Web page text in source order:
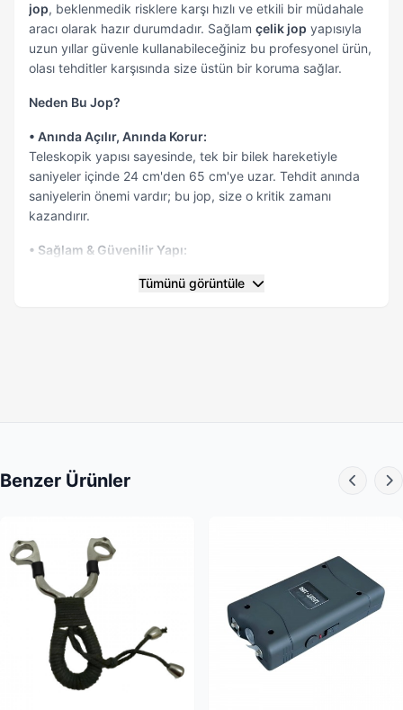
jop, beklenmedik risklere karşı hızlı ve etkili bir müdahale
aracı olarak hazır durumdadır. Sağlam çelik jop yapısıyla
uzun yıllar güvenle kullanabileceğiniz bu profesyonel ürün,
olası tehditler karşısında size üstün bir koruma sağlar.
Neden Bu Jop?
• Anında Açılır, Anında Korur:
Teleskopik yapısı sayesinde, tek bir bilek hareketiyle
saniyeler içinde 24 cm'den 65 cm'ye uzar. Tehdit anında
saniyelerin önemi vardır; bu jop, size o kritik zamanı
kazandırır.
• Sağlam & Güvenilir Yapı:
direnci ve uzun ömür sunar. Açıldığında tek parça haline
Kapalı halde sadece 24 cm boyutunda olan jop,
yanınızda taşıyabilirsiniz.
Kimler Kullanmalı?
⋄ Bireysel savunma ihtiyacı olan herkes,
⋄ Özel güvenlik personelleri,
⋄ Taksi, kurye veya servis şoförleri,
Tümünü görüntüle
Benzer Ürünler